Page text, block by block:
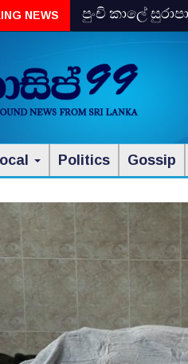
NEWS පුංචි කාලේ
Politics Gossip